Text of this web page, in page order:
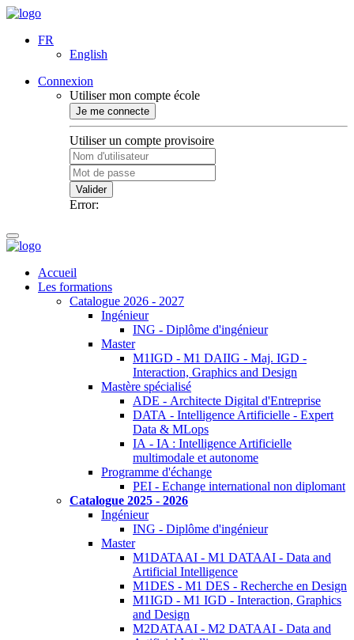
FR
English
Connexion
Utiliser mon compte école
Je me connecte
Utiliser un compte provisoire
Valider
Error:
Accueil
Les formations
Catalogue 2026 - 2027
Ingénieur
ING - Diplôme d'ingénieur
Master
M1IGD - M1 DAIIG - Maj. IGD -
Interaction, Graphics and Design
Mastère spécialisé
ADE - Architecte Digital d'Entreprise
DATA - Intelligence Artificielle - Expert
Data & MLops
IA - IA : Intelligence Artificielle
multimodale et autonome
Programme d'échange
PEI - Echange international non diplomant
Catalogue 2025 - 2026
Ingénieur
ING - Diplôme d'ingénieur
Master
M1DATAAI - M1 DATAAI - Data and
Artificial Intelligence
M1DES - M1 DES - Recherche en Design
M1IGD - M1 IGD - Interaction, Graphics
and Design
M2DATAAI - M2 DATAAI - Data and